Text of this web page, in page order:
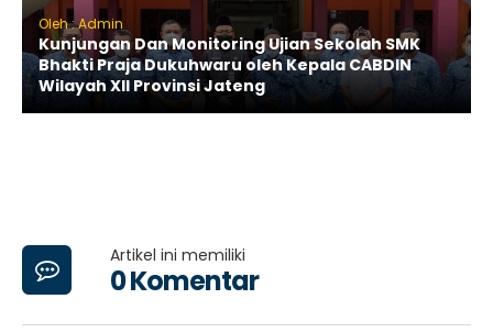
Oleh : Admin
Kunjungan Dan Monitoring Ujian Sekolah SMK
Bhakti Praja Dukuhwaru oleh Kepala CABDIN
Wilayah XII Provinsi Jateng
Artikel ini memiliki
0 Komentar